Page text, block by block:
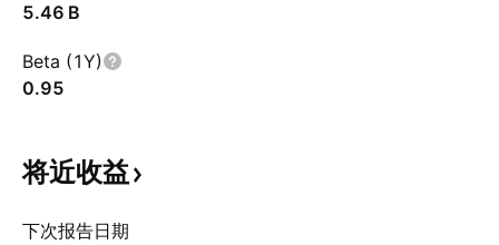
‪5.46 B‬
Beta (1Y)
0.95
将近收益
下次报告日期